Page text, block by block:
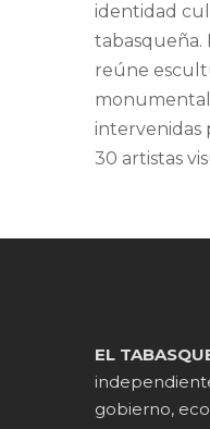
identidad
tabasqueña.
reúne
intervenidas
30 artistas
EL
gobierno,